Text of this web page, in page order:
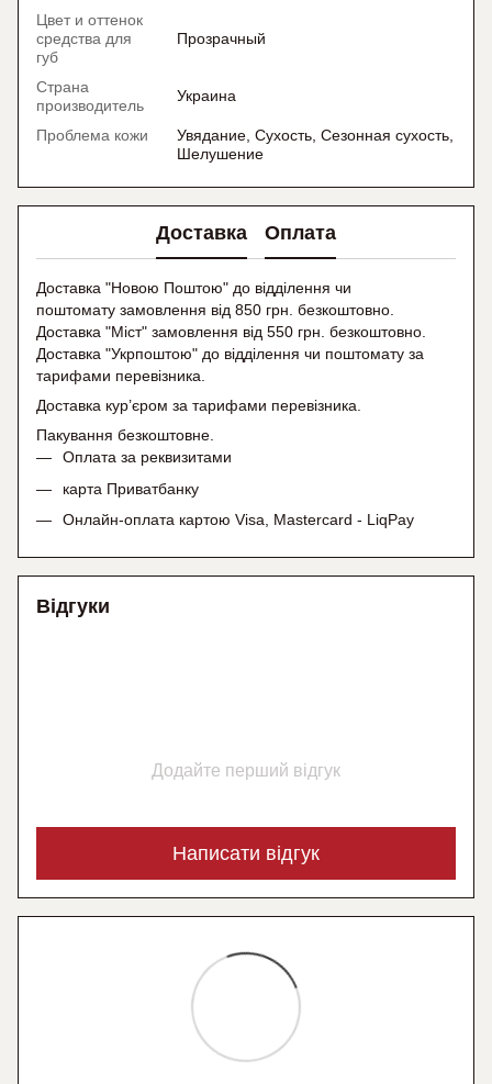
Цвет и оттенок
средства для
губ
Прозрачный
Страна
производитель
Украина
Проблема кожи
Увядание, Сухость, Сезонная сухость,
Шелушение
Доставка Оплата
Доставка "Новою Поштою" до відділення чи
поштомату замовлення від 850 грн. безкоштовно.
Доставка "Міст" замовлення від 550 грн. безкоштовно.
Доставка "Укрпоштою" до відділення чи поштомату за
тарифами перевізника.
Доставка кур’єром за тарифами перевізника.
Пакування безкоштовне.
Оплата за реквизитами
карта Приватбанку
Онлайн-оплата картою Visa, Mastercard - LiqPay
Відгуки
Додайте перший відгук
Написати відгук